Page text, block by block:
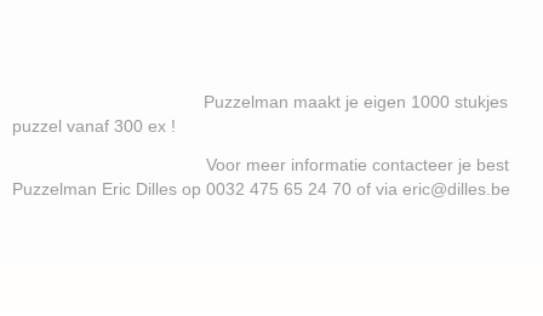
Puzzelman maakt je eigen 1000 stukjes
puzzel vanaf 300 ex !
Voor meer informatie contacteer je best
Puzzelman Eric Dilles op 0032 475 65 24 70 of via eric@dilles.be